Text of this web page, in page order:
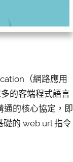
（網路應用
的客端程式語言
通的核心協定，即
礎的 web url 指令